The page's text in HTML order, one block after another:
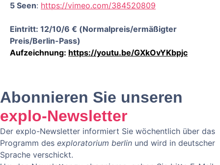
5 Seen: https://vimeo.com/384520809
Eintritt: 12/10/6 € (Normalpreis/ermäßigter
Preis/Berlin-Pass)
Aufzeichnung: https://youtu.be/GXkOvYKbpjc
Abonnieren Sie unseren
explo-Newsletter
Der explo-Newsletter informiert Sie wöchentlich über das
Programm des exploratorium berlin und wird in deutscher
Sprache verschickt.